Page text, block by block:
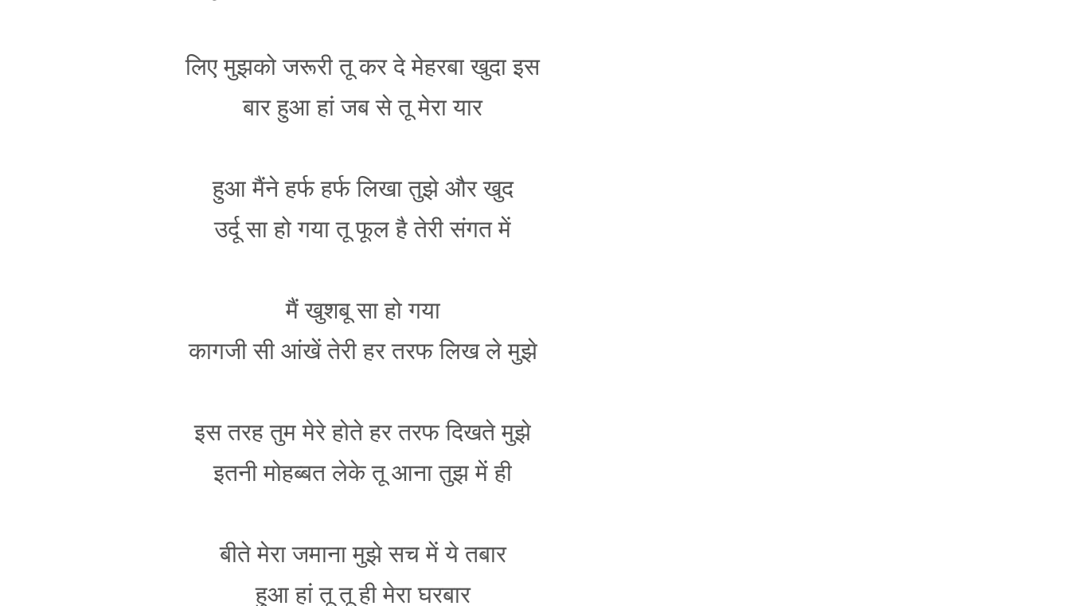
लिए मुझको जरूरी तू कर दे मेहरबा खुदा इस
बार हुआ हां जब से तू मेरा यार
हुआ मैंने हर्फ हर्फ लिखा तुझे और खुद
उर्दू सा हो गया तू फूल है तेरी संगत में
मैं खुशबू सा हो गया
कागजी सी आंखें तेरी हर तरफ लिख ले मुझे
इस तरह तुम मेरे होते हर तरफ दिखते मुझे
इतनी मोहब्बत लेके तू आना तुझ में ही
बीते मेरा जमाना मुझे सच में ये तबार
हुआ हां तू तू ही मेरा घरबार